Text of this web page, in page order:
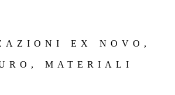
EX NOVO,
MATERIALI